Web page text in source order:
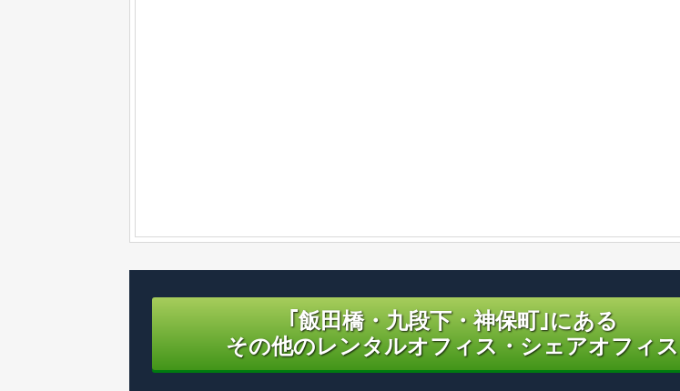
｢飯田橋・九段下・神保町｣にある
その他のレンタルオフィス・シェアオフィス